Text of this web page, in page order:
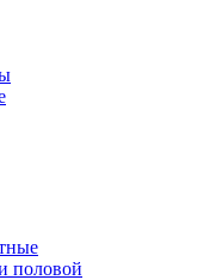
половой